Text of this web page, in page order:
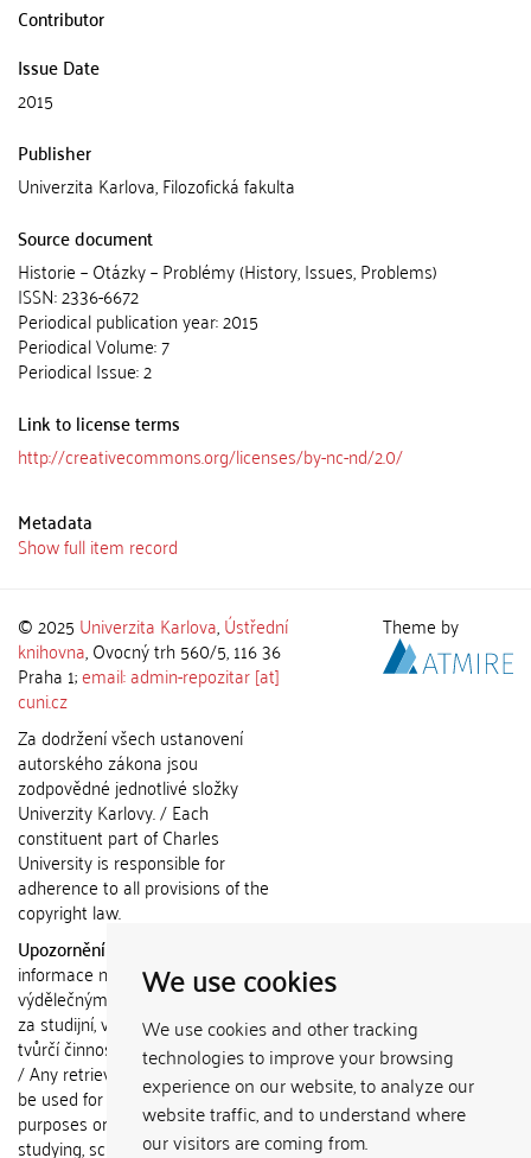
We use cookies
We use cookies and other tracking
technologies to improve your browsing
experience on our website, to analyze our
website traffic, and to understand where
our visitors are coming from.
Contributor
Issue Date
2015
Publisher
Univerzita Karlova, Filozofická fakulta
Source document
Historie – Otázky – Problémy (History, Issues, Problems)
ISSN: 2336-6672
Periodical publication year: 2015
Periodical Volume: 7
Periodical Issue: 2
Link to license terms
http://creativecommons.org/licenses/by-nc-nd/2.0/
Metadata
Show full item record
© 2025 Univerzita Karlova,Ústřední
knihovna, Ovocný trh 560/5, 116 36
Praha 1;email: admin-repozitar [at]
cuni.cz
Za dodržení všech ustanovení
autorského zákona jsou
zodpovědné jednotlivé složky
Univerzity Karlovy. / Each
constituent part of Charles
University is responsible for
adherence to all provisions of the
copyright law.
Upozornění / Notice:
informace nemohou být použity k
výdělečným účelům nebo vydávány
za studijní, vědeckou nebo jinou
tvůrčí činnost jiné osoby než autora.
/ Any retrieved information shall not
be used for any commercial
purposes or claimed as results of
studying, scientific or any other
Theme by